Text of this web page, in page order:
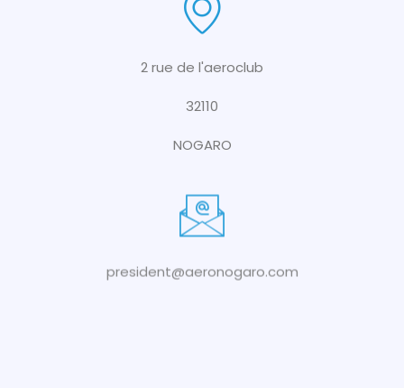
2 rue de l'aeroclub
32110
NOGARO
president@aeronogaro.com